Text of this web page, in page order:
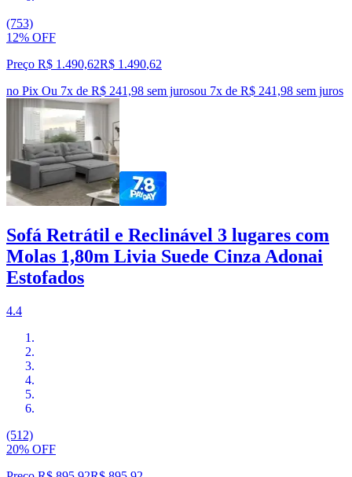
(753)
12% OFF
Preço R$ 1.490,62R$ 1.490,62
no Pix Ou 7x de R$ 241,98 sem jurosou 7x de R$ 241,98 sem juros
Sofá Retrátil e Reclinável 3 lugares com
Molas 1,80m Livia Suede Cinza Adonai
Estofados
4.4
(512)
20% OFF